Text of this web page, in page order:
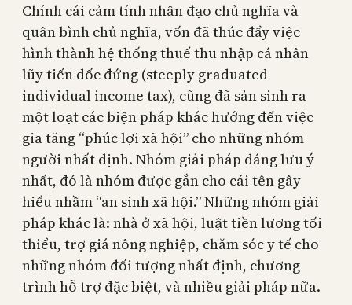
Chính cái cảm tính nhân đạo chủ nghĩa và
quân bình chủ nghĩa, vốn đã thúc đẩy việc
hình thành hệ thống thuế thu nhập cá nhân
lũy tiến dốc đứng (steeply graduated
individual income tax), cũng đã sản sinh ra
một loạt các biện pháp khác hướng đến việc
gia tăng “phúc lợi xã hội” cho những nhóm
người nhất định. Nhóm giải pháp đáng lưu ý
nhất, đó là nhóm được gắn cho cái tên gây
hiểu nhầm “an sinh xã hội.” Những nhóm giải
pháp khác là: nhà ở xã hội, luật tiền lương tối
thiểu, trợ giá nông nghiệp, chăm sóc y tế cho
những nhóm đối tượng nhất định, chương
trình hỗ trợ đặc biệt, và nhiều giải pháp nữa.